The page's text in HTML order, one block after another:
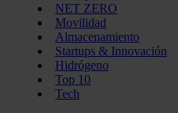
NET ZERO
Movilidad
Almacenamiento
Startups & Innovación
Hidrógeno
Top 10
Tech